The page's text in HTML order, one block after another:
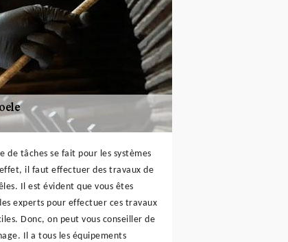
de tâches se fait pour les systèmes
il faut effectuer des travaux de
Il est évident que vous êtes
experts pour effectuer ces travaux
Donc, on peut vous conseiller de
Il a tous les équipements